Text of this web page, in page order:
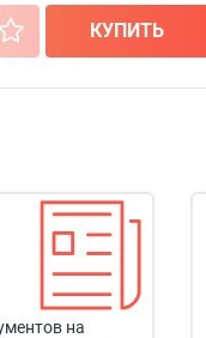
+ КУПИТЬ
на